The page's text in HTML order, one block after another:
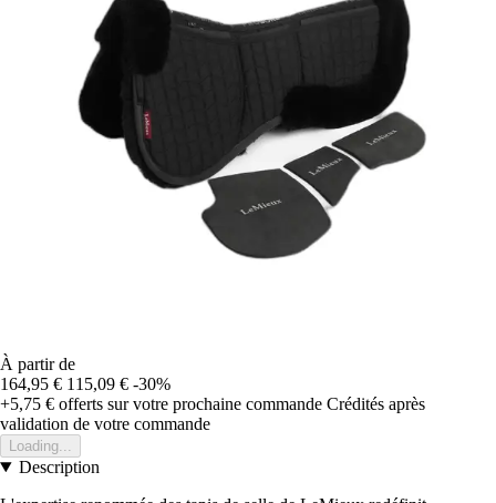
À partir de
164,95 € 115,09 € -30%
+5,75 € offerts sur votre prochaine commande Crédités après
validation de votre commande
Loading...
Description